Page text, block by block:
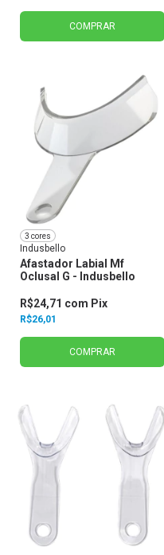
COMPRAR
3 cores
Indusbello
Afastador Labial Mf
Oclusal G - Indusbello
R$26,01
R$24,71 com Pix
COMPRAR